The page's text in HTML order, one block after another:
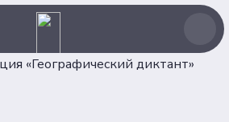
«Географический диктант»